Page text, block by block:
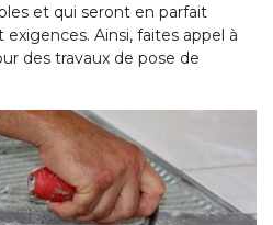
et qui seront en parfait
Ainsi, faites appel à
des travaux de pose de